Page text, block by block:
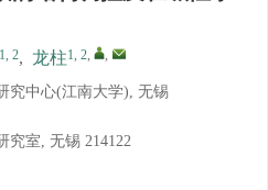
1, 2, 龙柱1, 2, ,
究中心(江南大学), 无锡
究室, 无锡 214122